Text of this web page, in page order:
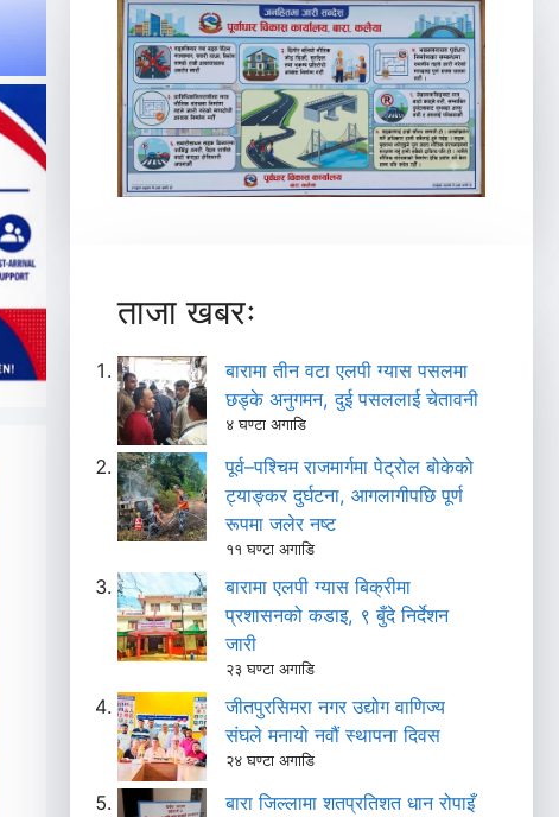
ताजा खबरः
बारामा तीन वटा एलपी ग्यास पसलमा
छड्के अनुगमन, दुई पसललाई चेतावनी
४ घण्टा अगाडि
पूर्व–पश्चिम राजमार्गमा पेट्रोल बोकेको
ट्याङ्कर दुर्घटना, आगलागीपछि पूर्ण
रूपमा जलेर नष्ट
११ घण्टा अगाडि
बारामा एलपी ग्यास बिक्रीमा
प्रशासनको कडाइ, ९ बुँदे निर्देशन
जारी
२३ घण्टा अगाडि
जीतपुरसिमरा नगर उद्योग वाणिज्य
संघले मनायो नवौं स्थापना दिवस
२४ घण्टा अगाडि
बारा जिल्लामा शतप्रतिशत धान रोपाइँ